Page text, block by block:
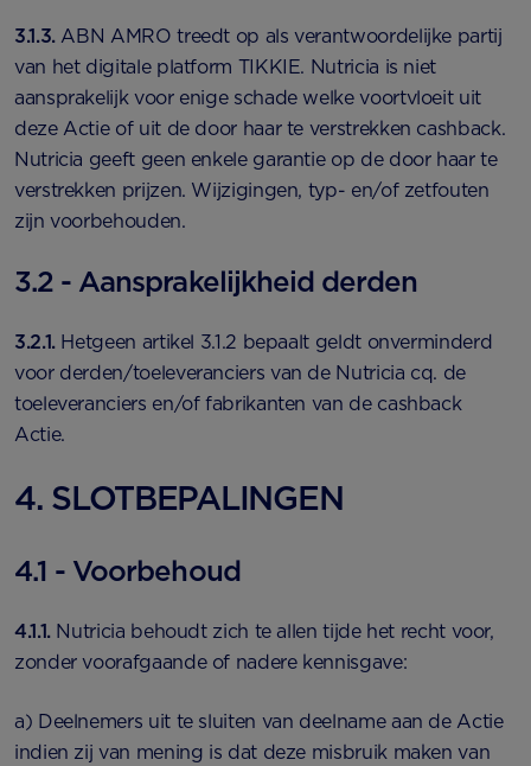
3.1.3. ABN AMRO treedt op als verantwoordelijke partij
van het digitale platform TIKKIE. Nutricia is niet
aansprakelijk voor enige schade welke voortvloeit uit
deze Actie of uit de door haar te verstrekken cashback.
Nutricia geeft geen enkele garantie op de door haar te
verstrekken prijzen. Wijzigingen, typ- en/of zetfouten
zijn voorbehouden.
3.2 - Aansprakelijkheid derden
3.2.1. Hetgeen artikel 3.1.2 bepaalt geldt onverminderd
voor derden/toeleveranciers van de Nutricia cq. de
toeleveranciers en/of fabrikanten van de cashback
Actie.
4. SLOTBEPALINGEN
4.1 - Voorbehoud
4.1.1. Nutricia behoudt zich te allen tijde het recht voor,
zonder voorafgaande of nadere kennisgave:
a) Deelnemers uit te sluiten van deelname aan de Actie
indien zij van mening is dat deze misbruik maken van